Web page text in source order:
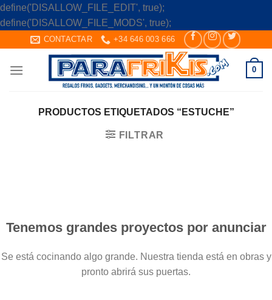
define('DISALLOW_FILE_EDIT', true);
define('DISALLOW_FILE_MODS', true);
to
content
CONTACTAR +34 646 003 666
0
PRODUCTOS ETIQUETADOS “ESTUCHE”
FILTRAR
Tenemos grandes proyectos por anunciar
Se está cocinando algo grande. Nuestra tienda está en obras y
pronto abrirá sus puertas.